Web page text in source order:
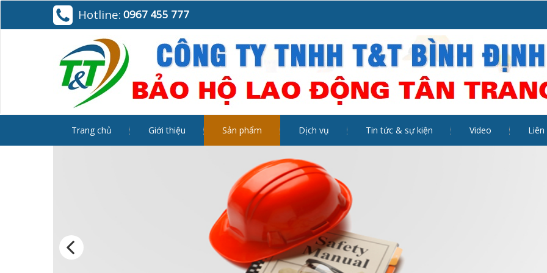
Hotline: 0967 455 777
Trang chủ Giới thiệu Sản phẩm Dịch vụ Tin tức & sự kiện Video Liên